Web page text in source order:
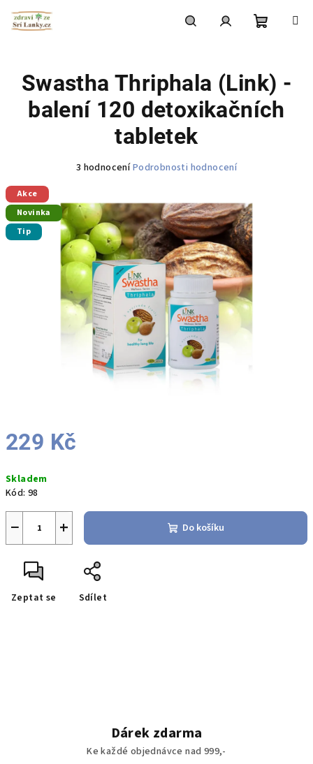
obsah
košík
229 Kč
cena:
Skladem
Kód: 98
+
− Do košíku
Zeptat se Sdílet
Swastha Thriphala (Link) -
balení 120 detoxikačních
tabletek
Průměrné
je
5,0
z
5
hvězdiček.
3 hodnoceníPodrobnosti hodnocení
Akce
Novinka
Tip
Dárek zdarma
Ke každé objednávce nad 999,-